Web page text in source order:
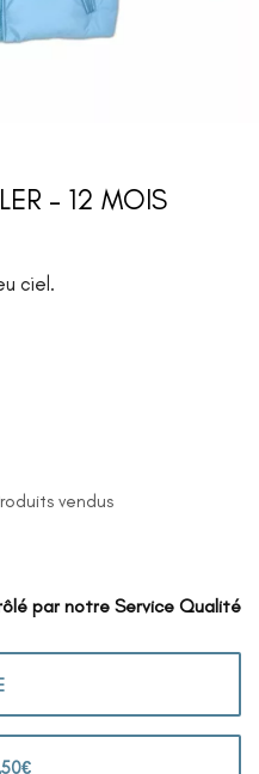
– 12 MOIS
ciel.
vendus
par notre Service Qualité